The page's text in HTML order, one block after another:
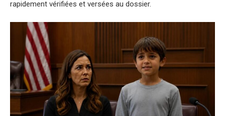
rapidement vérifiées et versées au dossier.